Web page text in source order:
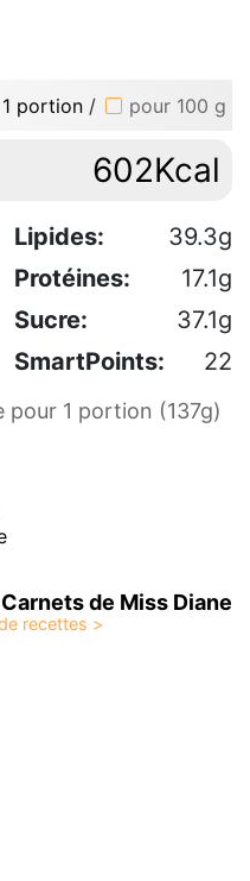
portion / pour 100 g
602Kcal
Lipides:
39.3g
Protéines:
17.1g
Sucre:
37.1g
SmartPoints: 22
1 portion (137g)
de Miss Diane